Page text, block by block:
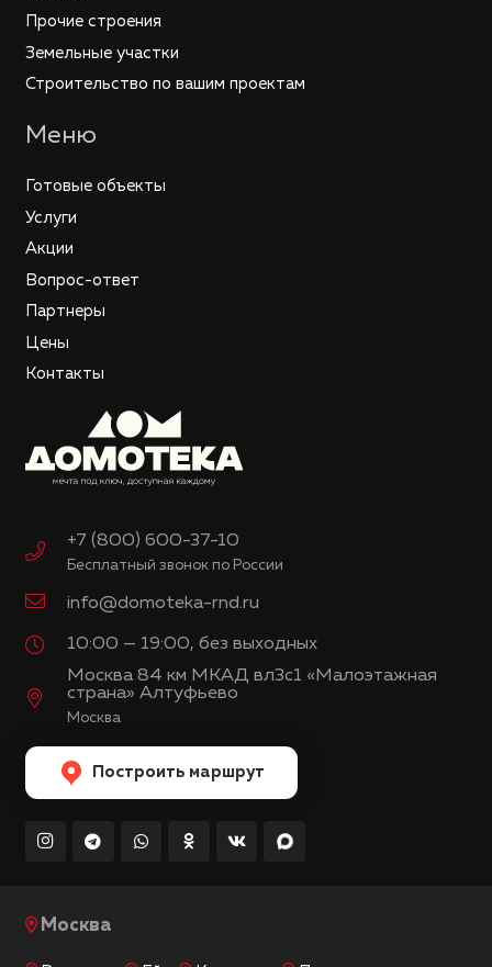
Прочие строения
Земельные участки
Строительство по вашим проектам
Меню
Готовые объекты
Услуги
Акции
Вопрос-ответ
Партнеры
Цены
Контакты
+7 (800) 600-37-10
Бесплатный звонок по России
info@domoteka-rnd.ru
10:00 — 19:00, без выходных
Москва 84 км МКАД вл3с1 «Малоэтажная
страна» Алтуфьево
Москва
Построить маршрут
Москва